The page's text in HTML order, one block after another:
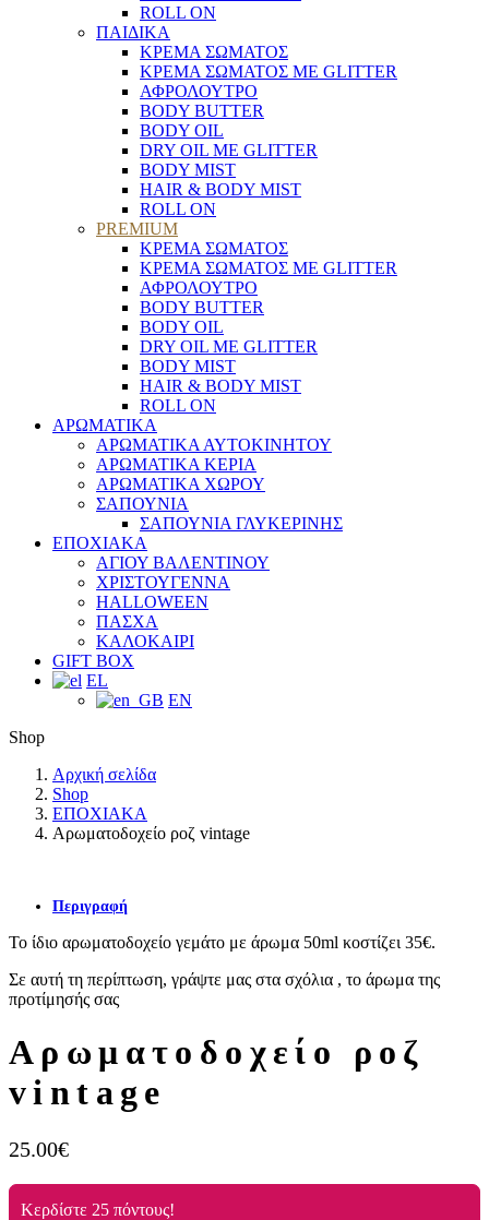
ROLL ON
ΠΑΙΔΙΚΑ
ΚΡΕΜΑ ΣΩΜΑΤΟΣ
ΚΡΕΜΑ ΣΩΜΑΤΟΣ ΜΕ GLITTER
ΑΦΡΟΛΟΥΤΡΟ
BODY BUTTER
BODY OIL
DRY OIL ΜΕ GLITTER
BODY MIST
HAIR & BODY MIST
ROLL ON
PREMIUM
ΚΡΕΜΑ ΣΩΜΑΤΟΣ
ΚΡΕΜΑ ΣΩΜΑΤΟΣ ΜΕ GLITTER
ΑΦΡΟΛΟΥΤΡΟ
BODY BUTTER
BODY OIL
DRY OIL ΜΕ GLITTER
BODY MIST
HAIR & BODY MIST
ROLL ON
ΑΡΩΜΑΤΙΚΑ
ΑΡΩΜΑΤΙΚΑ ΑΥΤΟΚΙΝΗΤΟΥ
ΑΡΩΜΑΤΙΚΑ ΚΕΡΙΑ
ΑΡΩΜΑΤΙΚΑ ΧΩΡΟΥ
ΣΑΠΟΥΝΙΑ
ΣΑΠΟΥΝΙΑ ΓΛΥΚΕΡΙΝΗΣ
ΕΠΟΧΙΑΚΑ
ΑΓΙΟΥ ΒΑΛΕΝΤΙΝΟΥ
ΧΡΙΣΤΟΥΓΕΝΝΑ
HALLOWEEN
ΠΑΣΧΑ
ΚΑΛΟΚΑΙΡΙ
GIFT BOX
EL
EN
Shop
Αρχική σελίδα
Shop
ΕΠΟΧΙΑΚΑ
Αρωματοδοχείο ροζ vintage
Περιγραφή
Το ίδιο αρωματοδοχείο γεμάτο με άρωμα 50ml κοστίζει 35€.
Σε αυτή τη περίπτωση, γράψτε μας στα σχόλια , το άρωμα της
προτίμησής σας
Αρωματοδοχείο ροζ
vintage
25.00€
Κερδίστε 25 πόντους!